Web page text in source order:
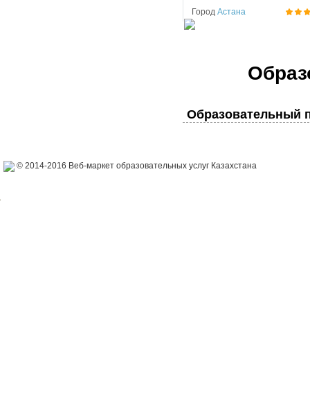
Город Астана
Образовательный
© 2014-2016 Веб-маркет образовательных услуг Казахстана